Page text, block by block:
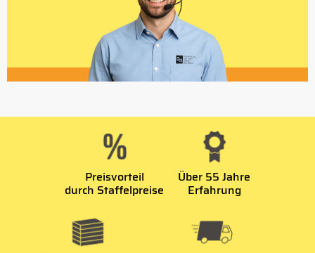
Preisvorteil
durch Staffelpreise
Über 55 Jahre
Erfahrung